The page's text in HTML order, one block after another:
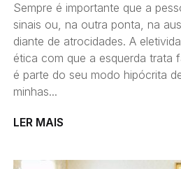
Sempre é importante que a
sinais ou, na outra ponta, na
diante de atrocidades. A
ética com que a esquerda trata
é parte do seu modo hipócrita
minhas...
LER MAIS